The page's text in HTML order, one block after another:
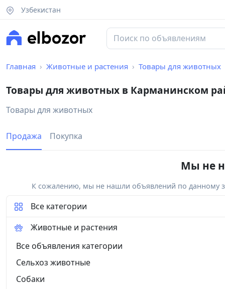
Узбекистан
Главная Животные и растения Товары для животных
Товары для животных в Карманинском
Товары для животных
Продажа Покупка
Мы не
К сожалению, мы не нашли объявлений по данному
Все категории
Животные и растения
Все объявления категории
Сельхоз животные
Собаки